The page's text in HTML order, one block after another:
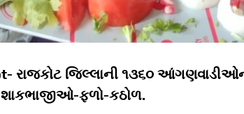
રાજકોટ જિલ્લાની ૧૩૬૦
શાકભાજીઓ-ફળો-કઠોળ.